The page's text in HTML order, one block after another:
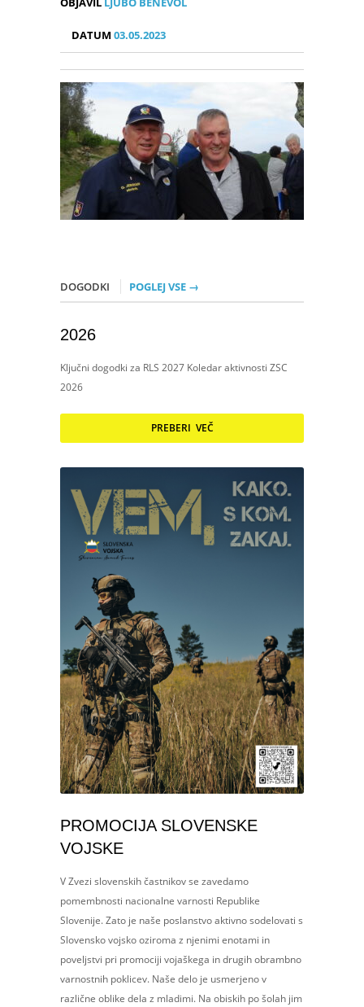
OBJAVIL LJUBO BENEVOL
DATUM03.05.2023
DOGODKI POGLEJ VSE →
2026
Ključni dogodki za RLS 2027 Koledar aktivnosti ZSC
2026
PREBERI VEČ
PROMOCIJA SLOVENSKE
VOJSKE
V Zvezi slovenskih častnikov se zavedamo
pomembnosti nacionalne varnosti Republike
Slovenije. Zato je naše poslanstvo aktivno sodelovati s
Slovensko vojsko oziroma z njenimi enotami in
poveljstvi pri promociji vojaškega in drugih obrambno
varnostnih poklicev. Naše delo je usmerjeno v
različne oblike dela z mladimi. Na obiskih po šolah jim